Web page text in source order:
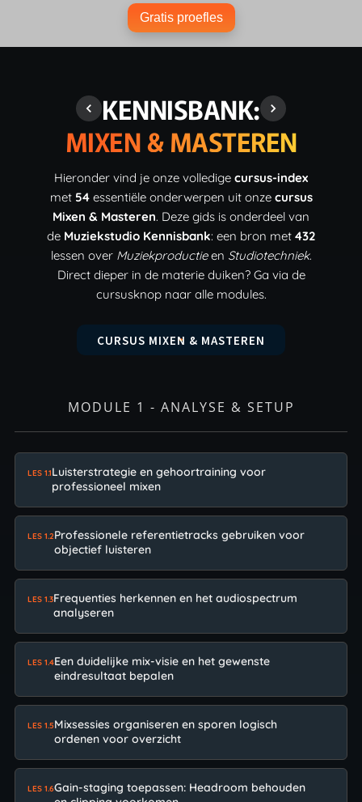
Gratis proefles
KENNISBANK:
MIXEN & MASTEREN
Hieronder vind je onze volledige cursus-index
met 54essentiële onderwerpen uit onze cursus
Mixen & Masteren. Deze gids is onderdeel van
de Muziekstudio Kennisbank: een bron met 432
lessen over Muziekproductieen Studiotechniek.
Direct dieper in de materie duiken? Ga via de
cursusknop naar alle modules.
CURSUS MIXEN & MASTEREN
MODULE 1 - ANALYSE & SETUP
LES 1.1Luisterstrategie en gehoortraining voor
professioneel mixen
LES 1.2Professionele referentietracks gebruiken voor
objectief luisteren
LES 1.3Frequenties herkennen en het audiospectrum
analyseren
LES 1.4Een duidelijke mix-visie en het gewenste
eindresultaat bepalen
LES 1.5Mixsessies organiseren en sporen logisch
ordenen voor overzicht
LES 1.6Gain-staging toepassen: Headroom behouden